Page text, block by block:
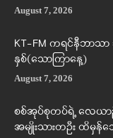
August 7, 2026
KT-FM ကရင်နီဘာ
နှစ်(သောကြာနေ့)
August 7, 2026
စစ်အုပ်စုတပ်ရဲ့ လေယာ
အမျိုးသားတဦး ထိမှန်